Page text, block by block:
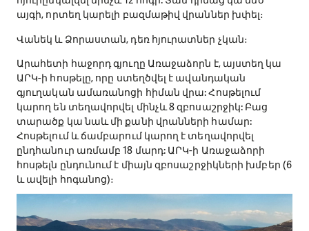
հյուրատուն է գործում, որն ապահովում է
էլոլոգիական մաքուր սնունդ, գիշերակաց 6-10 անձի
համար, ինչպես նաև արշավներ։
Անտառաշատ գյուղում կարող եք գիշերել Ռոման
Հարությունյանի հյուրատանը: Այս հյուրատունը
գործում է արդեն 3 տարի և շատ սիրված է
զբոսաշրջիկների կողմից: Այս հյուրատանը կարող է
հյուրընկալվել մինչև 12 հոգի: Տան դիմաց կա մեծ
Վանեկ և Ձորաստան, դեռ հյուրատներ չկան։